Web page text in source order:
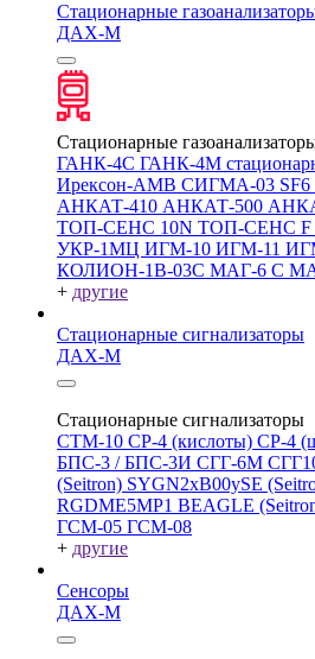
Стационарные
ДАХ-М
Стационарные
ГАНК-4С ГАНК-4М
Ирексон-АМВ СИГМА-03 SF6
АНКАТ-410 АНКАТ-500
ТОП-СЕНС 10N ТОП-СЕНС F
УКР-1МЦ ИГМ-10 ИГМ-11
КОЛИОН-1В-03С МАГ-6 С
+ другие
Стационарные сигнализаторы
ДАХ-М
Стационарные сигнализаторы
СТМ-10 СР-4 (кислоты) СР-4
БПС-3 / БПС-3И СГГ-6М
(Seitron) SYGN2xB00ySE
RGDME5MP1 BEAGLE
ГСМ-05 ГСМ-08
+ другие
Сенсоры
ДАХ-М